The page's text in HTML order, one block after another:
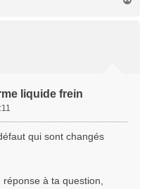
liquide frein
qui sont changés
à ta question,